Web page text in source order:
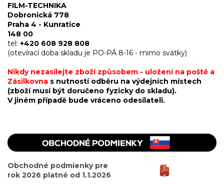
FILM-TECHNIKA
Dobronická 778
Praha 4 - Kunratice
148 00
tel: +420 608 928 808
(otevírací doba skladu je PO-PÁ 8-16 - mimo svátky)
Nikdy nezasílejte zboží způsobem - uložení na poště a
Zásilkovna s nutností odběru na výdejních místech
(zboží musí být doručeno fyzicky do skladu).
V jiném případě bude vráceno odesílateli.
Obchodné podmienkypre
rok 2026 platné od 1.1.2026